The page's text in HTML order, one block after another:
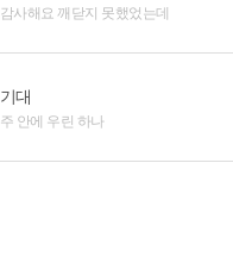
감사해요 깨닫지 못했었는데
기대
주 안에 우린 하나